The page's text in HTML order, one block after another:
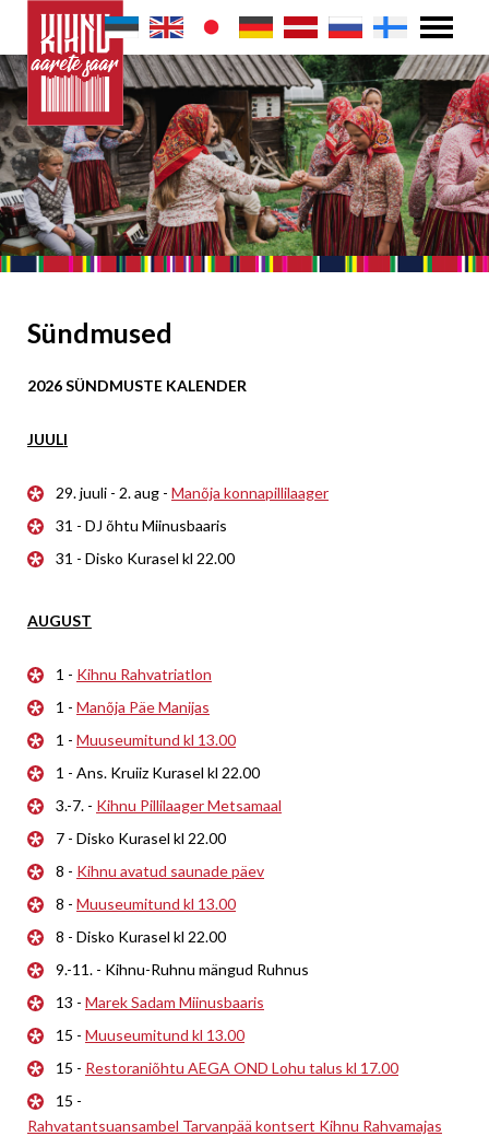
Sündmused
2026 SÜNDMUSTE KALENDER
JUULI
29. juuli - 2. aug - Manõja konnapillilaager
31 - DJ õhtu Miinusbaaris
31 - Disko Kurasel kl 22.00
AUGUST
1 - Kihnu Rahvatriatlon
1 - Manõja Päe Manijas
1 - Muuseumitund kl 13.00
1 - Ans. Kruiiz Kurasel kl 22.00
3.-7. - Kihnu Pillilaager Metsamaal
7 - Disko Kurasel kl 22.00
8 - Kihnu avatud saunade päev
8 - Muuseumitund kl 13.00
8 - Disko Kurasel kl 22.00
9.-11. - Kihnu-Ruhnu mängud Ruhnus
13 - Marek Sadam Miinusbaaris
15 - Muuseumitund kl 13.00
15 - Restoraniõhtu AEGA OND Lohu talus kl 17.00
15 -
Rahvatantsuansambel Tarvanpää kontsert Kihnu Rahvamajas